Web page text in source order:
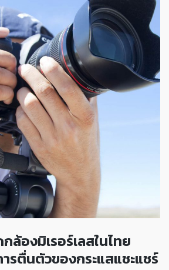
ล้องมิเรอร์เลสในไทย
รตื่นตัวของกระแสแชะแชร์